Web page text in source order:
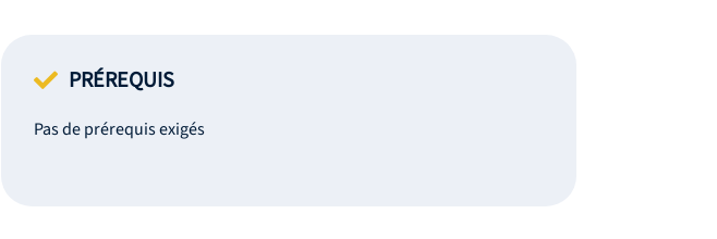
PRÉREQUIS
Pas de prérequis exigés